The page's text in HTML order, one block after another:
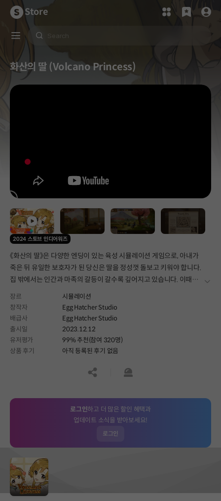
Store
화산의 딸 (Volcano Princess)
2024 스토브 인디어워즈
《화산의 딸》은 다양한 엔딩이 있는 육성 시뮬레이션 게임으로, 아내가
죽은 뒤 유일한 보호자가 된 당신은 딸을 정성껏 돌보고 키워야 합니다.
집 밖에서는 인간과 마족의 갈등이 갈수록 깊어지고 있습니다. 이때
힘이 더욱 필요할 것입니다. 딸은 어떤 여성으로 성장할까요? 화산국의
미래는 어떻게 될까요? 당신의 선택 하나하나가 모두 중요합니다.
더보
장르
시뮬레이션
창작자
Egg Hatcher Studio
배급사
Egg Hatcher Studio
출시일
2023.12.12
유저평가
99% 추천(참여 320명)
상품 후기
아직 등록된 후기 없음
공유하기신고하기
로그인하고 더 많은 할인 혜택과
업데이트 소식을 받아보세요!
로그인